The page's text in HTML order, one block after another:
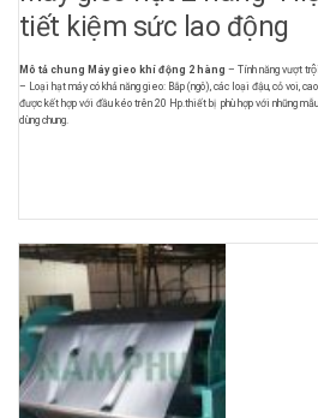
tiết kiệm sức lao động
Mô tả chung Máy gieo khí động 2 hàng – Tính năng vượt
– Loại hạt máy có khả năng gieo: Bắp (ngô), các loại đậu, cỏ voi,
được kết hợp với đầu kéo trên 20 Hp.thiết bị phù hợp với những mẫu
dùng chung.